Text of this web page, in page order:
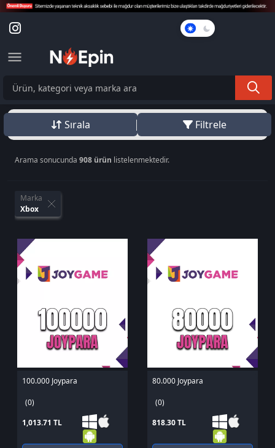
Sırala Filtrele
Arama sonucunda 908 ürün listelenmektedir.
Marka
Xbox
100.000 Joypara
(0)
1,013.71 TL
80.000 Joypara
(0)
818.30 TL